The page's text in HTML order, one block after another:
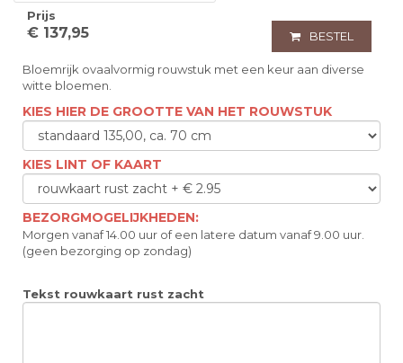
Prijs
€ 137,95 BESTEL
Bloemrijk ovaalvormig rouwstuk met een keur aan diverse
witte bloemen.
KIES HIER DE GROOTTE VAN HET ROUWSTUK
KIES LINT OF KAART
BEZORGMOGELIJKHEDEN:
Morgen vanaf 14.00 uur of een latere datum vanaf 9.00 uur.
(geen bezorging op zondag)
Tekst rouwkaart rust zacht